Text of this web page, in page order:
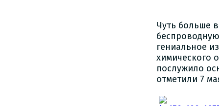
Чуть больше
гениальное
химического
послужило
отметили 7